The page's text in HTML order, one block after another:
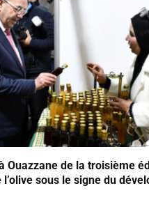
Ouazzane de la troisième
sous le signe du